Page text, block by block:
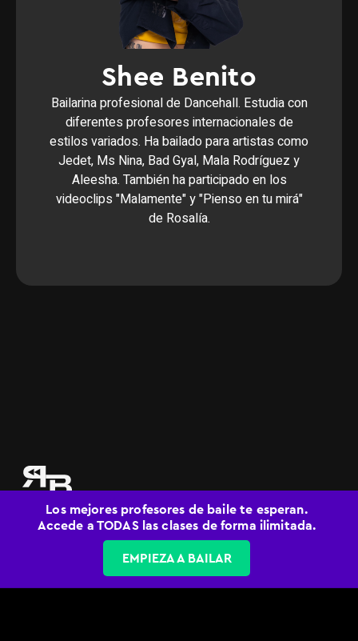
Shee Benito
Bailarina profesional de Dancehall. Estudia con
diferentes profesores internacionales de
estilos variados. Ha bailado para artistas como
Jedet, Ms Nina, Bad Gyal, Mala Rodríguez y
Aleesha. También ha participado en los
videoclips "Malamente" y "Pienso en tu mirá"
de Rosalía.
Los mejores profesores de baile te esperan.
Accede a TODAS las clases de forma ilimitada.
EMPIEZA A BAILAR
© 2026 Rebaila. All Rights Reserved.
Política de privacidad
Términos y condiciones